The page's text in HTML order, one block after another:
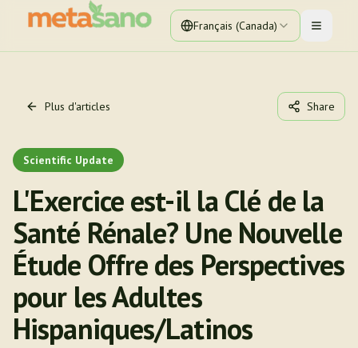
Français (Canada) Toggle
Plus d'articles Share
Scientific Update
L'Exercice est-il la Clé de la
Santé Rénale? Une Nouvelle
Étude Offre des Perspectives
pour les Adultes
Hispaniques/Latinos